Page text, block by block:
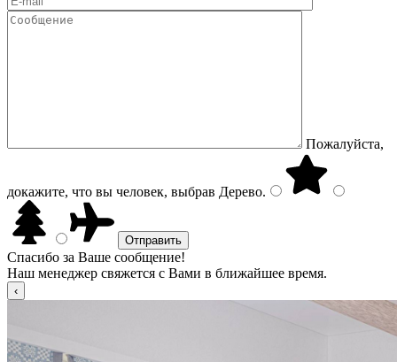
Пожалуйста,
докажите, что вы человек, выбрав Дерево.
Спасибо за Ваше сообщение!
Наш менеджер свяжется с Вами в ближайшее время.